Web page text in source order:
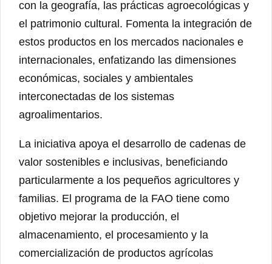
con la geografía, las prácticas agroecológicas y
el patrimonio cultural. Fomenta la integración de
estos productos en los mercados nacionales e
internacionales, enfatizando las dimensiones
económicas, sociales y ambientales
interconectadas de los sistemas
agroalimentarios.
La iniciativa apoya el desarrollo de cadenas de
valor sostenibles e inclusivas, beneficiando
particularmente a los pequeños agricultores y
familias. El programa de la FAO tiene como
objetivo mejorar la producción, el
almacenamiento, el procesamiento y la
comercialización de productos agrícolas